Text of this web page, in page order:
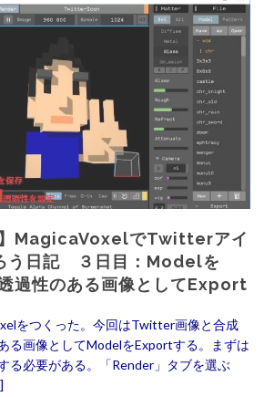
】MagicaVoxelでTwitterアイ
う日記 ３日目：Modelを
過性のある画像としてExport
をつくった。今回はTwitter画像と合成
る画像としてModelをExportする。まずは
る必要がある。「Render」タブを選ぶ